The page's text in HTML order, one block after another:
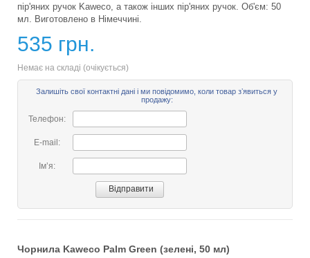
пір'яних ручок Kaweco, а також інших пір'яних ручок. Об'єм: 50
мл. Виготовлено в Німеччині.
535 грн.
Немає на складі (очікується)
Залишіть свої контактні дані і ми повідомимо, коли товар зʼявиться у
продажу:
Телефон:
E-mail:
Імʼя:
Чорнила Kaweco Palm Green (зелені, 50 мл)